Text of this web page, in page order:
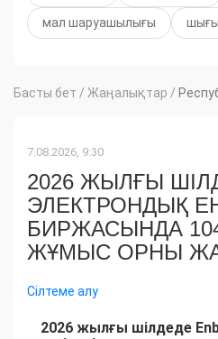
мал шаруашылығы
Басты бет / Жаңалықтар /
7.08.2026, 9:30
2026 ЖЫЛҒЫ
ЭЛЕКТРОНДЫҚ
БИРЖАСЫНДА
ЖҰМЫС ОРНЫ
Сілтеме алу
2026 жылғы шілдеде